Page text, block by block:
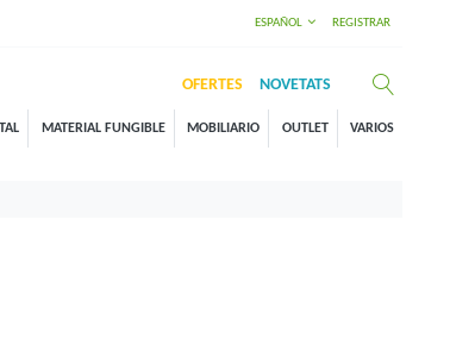
ESPAÑOL REGISTRAR
OFERTES NOVETATS
MATERIAL FUNGIBLE MOBILIARIO OUTLET VARIOS